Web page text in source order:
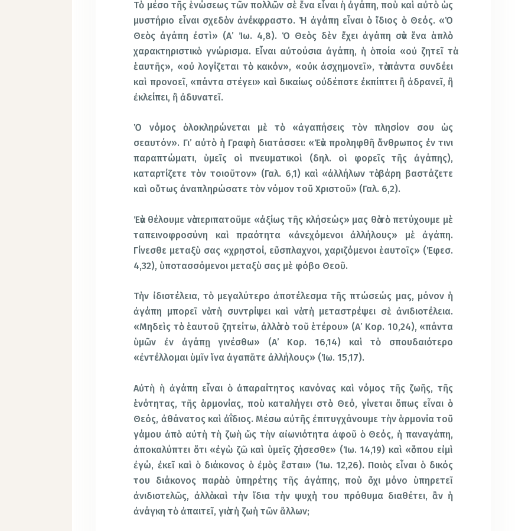
Τὸ μέσο τῆς ἑνώσεως τῶν πολλῶν σὲ ἕνα εἶναι ἡ ἀγάπη, ποὺ καὶ αὐτὸ ὡς
μυστήριο εἶναι σχεδὸν ἀνέκφραστο. Ἡ ἀγάπη εἶναι ὁ ἴδιος ὁ Θεός. «Ὁ
Θεὸς ἀγάπη ἐστὶ» (Α’ Ἰω. 4,8). Ὁ Θεὸς δὲν ἔχει ἀγάπη σὰν ἕνα ἁπλὸ
χαρακτηριστικὸ γνώρισμα. Εἶναι αὐτούσια ἀγάπη, ἡ ὁποία «οὐ ζητεῖ τὰ
ἑαυτῆς», «οὐ λογίζεται τὸ κακόν», «οὐκ ἀσχημονεῖ», τὰ πάντα συνδέει
καὶ προνοεῖ, «πάντα στέγει» καὶ δικαίως οὐδέποτε ἐκπίπτει ἢ ἀδρανεῖ, ἢ
ἐκλείπει, ἢ ἀδυνατεῖ.
Ὁ νόμος ὁλοκληρώνεται μὲ τὸ «ἀγαπήσεις τὸν πλησίον σου ὡς
σεαυτόν». Γι’ αὐτὸ ἡ Γραφὴ διατάσσει: «Ἐὰν προληφθῆ ἄνθρωπος ἐν τινι
παραπτώματι, ὑμεῖς οἱ πνευματικοὶ (δηλ. οἱ φορεῖς τῆς ἀγάπης),
καταρτίζετε τὸν τοιοῦτον» (Γαλ. 6,1) καὶ «ἀλλήλων τὰ βάρη βαστάζετε
καὶ οὕτως ἀναπληρώσατε τὸν νόμον τοῦ Χριστοῦ» (Γαλ. 6,2).
Ἐὰν θέλουμε νὰ περιπατοῦμε «ἀξίως τῆς κλήσεώς» μας θὰ τὸ πετύχουμε μὲ
ταπεινοφροσύνη καὶ πραότητα «ἀνεχόμενοι ἀλλήλους» μὲ ἀγάπη.
Γίνεσθε μεταξὺ σας «χρηστοί, εὔσπλαχνοι, χαριζόμενοι ἑαυτοῖς» (Ἐφεσ.
4,32), ὑποτασσόμενοι μεταξὺ σας μὲ φόβο Θεοῦ.
Τὴν ἰδιοτέλεια, τὸ μεγαλύτερο ἀποτέλεσμα τῆς πτώσεώς μας, μόνον ἡ
ἀγάπη μπορεῖ νὰ τὴ συντρίψει καὶ νὰ τὴ μεταστρέψει σὲ ἀνιδιοτέλεια.
«Μηδεὶς τὸ ἑαυτοῦ ζητείτω, ἀλλὰ τὸ τοῦ ἑτέρου» (Α’ Κορ. 10,24), «πάντα
ὑμῶν ἐν ἀγάπῃ γινέσθω» (Α’ Κορ. 16,14) καὶ τὸ σπουδαιότερο
«ἐντέλλομαι ὑμῖν ἵνα ἀγαπᾶτε ἀλλήλους» (Ἰω. 15,17).
Αὐτὴ ἡ ἀγάπη εἶναι ὁ ἀπαραίτητος κανόνας καὶ νόμος τῆς ζωῆς, τῆς
ἑνότητας, τῆς ἁρμονίας, ποὺ καταλήγει στὸ Θεό, γίνεται ὅπως εἶναι ὁ
Θεός, ἀθάνατος καὶ ἀΐδιος. Μέσω αὐτῆς ἐπιτυγχάνουμε τὴν ἁρμονία τοῦ
γάμου ἀπὸ αὐτὴ τὴ ζωὴ ὥς τὴν αἰωνιότητα ἀφοῦ ὁ Θεός, ἡ παναγάπη,
ἀποκαλύπτει ὅτι «ἐγὼ ζῶ καὶ ὑμεῖς ζήσεσθε» (Ἰω. 14,19) καὶ «ὅπου εἰμὶ
ἐγώ, ἐκεῖ καὶ ὁ διάκονος ὁ ἐμὸς ἔσται» (Ἰω. 12,26). Ποιὸς εἶναι ὁ δικός
του διάκονος παρὰ ὁ ὑπηρέτης τῆς ἀγάπης, ποὺ ὄχι μόνο ὑπηρετεῖ
ἀνιδιοτελῶς, ἀλλὰ καὶ τὴν ἴδια τὴν ψυχὴ του πρόθυμα διαθέτει, ἂν ἡ
ἀνάγκη τὸ ἀπαιτεῖ, γιὰ τὴ ζωὴ τῶν ἄλλων;